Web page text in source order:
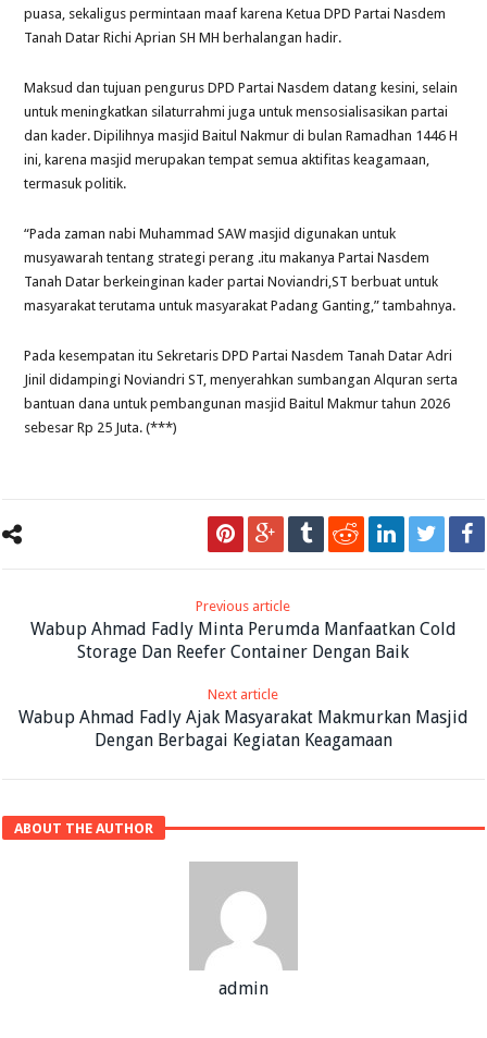
puasa, sekaligus permintaan maaf karena Ketua DPD Partai Nasdem
Tanah Datar Richi Aprian SH MH berhalangan hadir.
Maksud dan tujuan pengurus DPD Partai Nasdem datang kesini, selain
untuk meningkatkan silaturrahmi juga untuk mensosialisasikan partai
dan kader. Dipilihnya masjid Baitul Nakmur di bulan Ramadhan 1446 H
ini, karena masjid merupakan tempat semua aktifitas keagamaan,
termasuk politik.
“Pada zaman nabi Muhammad SAW masjid digunakan untuk
musyawarah tentang strategi perang .itu makanya Partai Nasdem
Tanah Datar berkeinginan kader partai Noviandri,ST berbuat untuk
masyarakat terutama untuk masyarakat Padang Ganting,” tambahnya.
Pada kesempatan itu Sekretaris DPD Partai Nasdem Tanah Datar Adri
Jinil didampingi Noviandri ST, menyerahkan sumbangan Alquran serta
bantuan dana untuk pembangunan masjid Baitul Makmur tahun 2026
sebesar Rp 25 Juta. (***)
Previous article
Wabup Ahmad Fadly Minta Perumda Manfaatkan Cold
Storage Dan Reefer Container Dengan Baik
Next article
Wabup Ahmad Fadly Ajak Masyarakat Makmurkan Masjid
Dengan Berbagai Kegiatan Keagamaan
ABOUT THE AUTHOR
admin